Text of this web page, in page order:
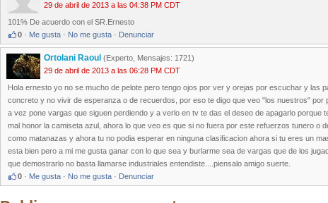
29 de abril de 2013 a las 04:38 PM CDT
101% De acuerdo con el SR.Ernesto
0 · Me gusta · No me gusta · Denunciar
Ortolani Raoul (Experto, Mensajes: 1721)
29 de abril de 2013 a las 06:28 PM CDT
Hola ernesto yo no se mucho de pelote pero tengo ojos por ver y orejas por escuchar y las
concreto y no vivir de esperanza o de recuerdos, por eso te digo que veo "los nuestros"
a vez pone vargas que siguen perdiendo y a verlo en tv te das el deseo de apagarlo porque
mal honor la camiseta azul, ahora lo que veo es que si no fuera por este refuerzos tunero o
como matanazas y ahora tu no podia esperar en ninguna clasificacion ahora si tu eres un
esta bien pero a mi me gusta ganar con lo que sea y burlarme sea de vargas que de los
que demostrarlo no basta llamarse industriales entendiste....piensalo amigo suerte.
0 · Me gusta · No me gusta · Denunciar